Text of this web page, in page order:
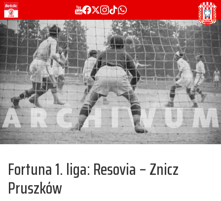
Fortuna 1. liga: Resovia – Znicz
Pruszków